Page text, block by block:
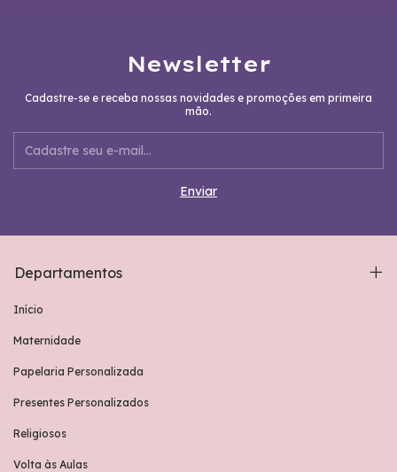
Newsletter
Cadastre-se e receba nossas novidades e promoções em primeira
mão.
Departamentos
Início
Maternidade
Papelaria Personalizada
Presentes Personalizados
Religiosos
Volta às Aulas